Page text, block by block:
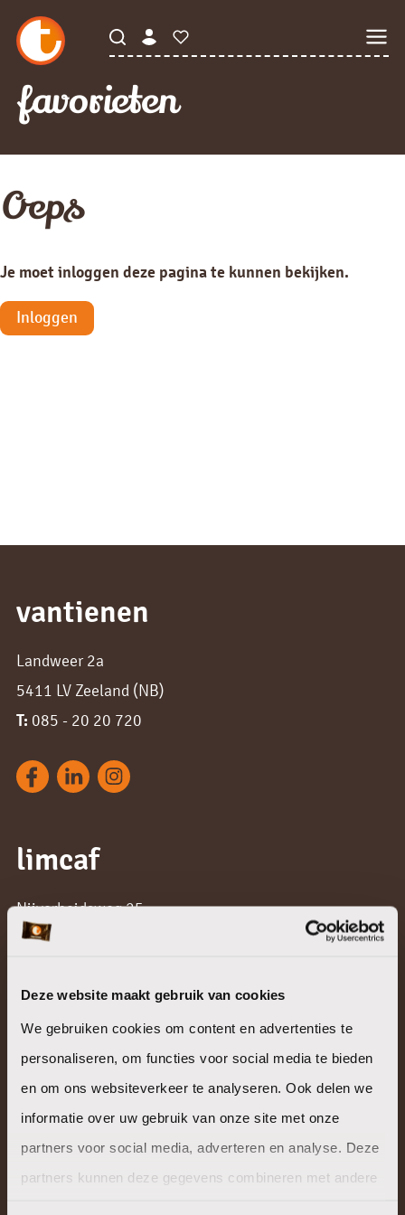
Deze website maakt gebruik van cookies
We gebruiken cookies om content en advertenties te
personaliseren, om functies voor social media te bieden
en om ons websiteverkeer te analyseren. Ook delen we
informatie over uw gebruik van onze site met onze
partners voor social media, adverteren en analyse. Deze
partners kunnen deze gegevens combineren met andere
favorieten
Oeps
Je moet inloggen deze pagina te kunnen bekijken.
Inloggen
vantienen
Landweer 2a
5411 LV Zeeland (NB)
T: 085 - 20 20 720
limcaf
Nijverheidsweg 25
6171 AZ Stein
onze merken